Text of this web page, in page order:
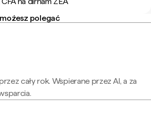
polegać
cały rok. Wspierane przez AI, a za